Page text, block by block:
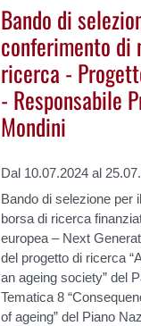
Bando di
conferimento di
ricerca -
- Responsabile
Mondini
Dal 10.07.2024 al
Bando di selezione per
borsa di ricerca
europea – Next
del progetto di ricerca
an ageing society” del
Tematica 8
of ageing” del Piano